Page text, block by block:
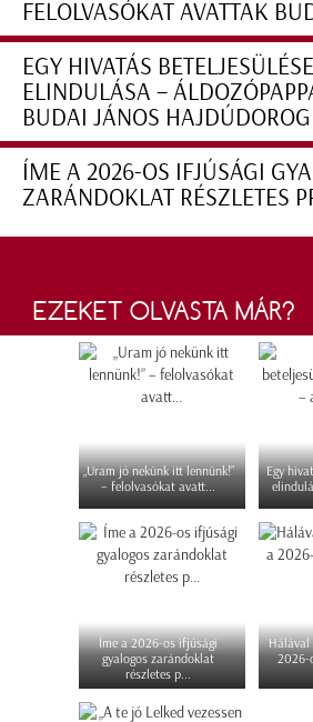
FELOLVASÓKAT AVATTAK
EGY HIVATÁS
ELINDULÁSA –
BUDAI JÁNOS
ÍME A 2026-OS IFJÚSÁGI
ZARÁNDOKLAT RÉSZLETES
EZEKET OLVASTA MÁR?
„Uram jó nekünk itt lennünk!”
– felolvasókat avatt...
Egy
Íme a 2026-os ifjúsági
gyalogos zarándoklat
részletes p...
Hálával
2026-